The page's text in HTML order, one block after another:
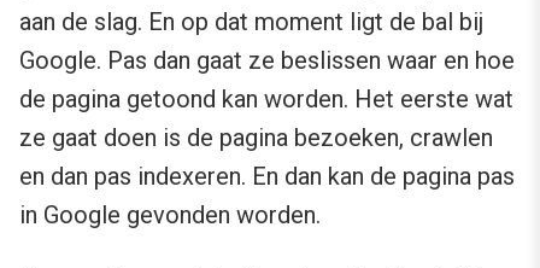
aan de slag. En op dat moment ligt de bal bij
Google. Pas dan gaat ze beslissen waar en hoe
de pagina getoond kan worden. Het eerste wat
ze gaat doen is de pagina bezoeken, crawlen
en dan pas indexeren. En dan kan de pagina pas
in Google gevonden worden.